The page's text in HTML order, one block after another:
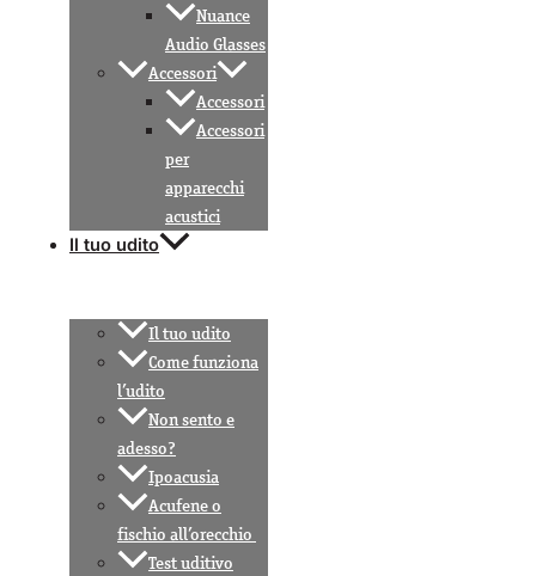
Nuance
Audio Glasses
Accessori
Accessori
Accessori
per
apparecchi
acustici
Il tuo udito
Il tuo udito
Come funziona
l’udito
Non sento e
adesso?
Ipoacusia
Acufene o
fischio all’orecchio
Test uditivo